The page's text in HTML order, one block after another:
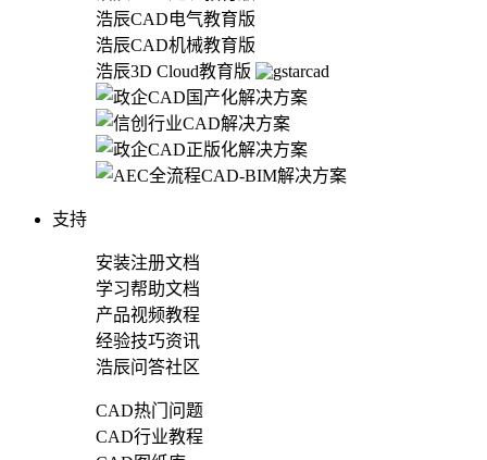
浩辰CAD电气教育版
浩辰CAD机械教育版
浩辰3D Cloud教育版
支持
安装注册文档
学习帮助文档
产品视频教程
经验技巧资讯
浩辰问答社区
CAD热门问题
CAD行业教程